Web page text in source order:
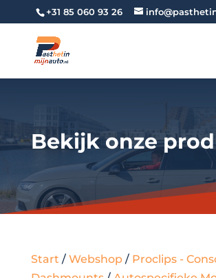
+31 85 060 93 26
Bekijk onze
Start / Webshop/ Proclips -